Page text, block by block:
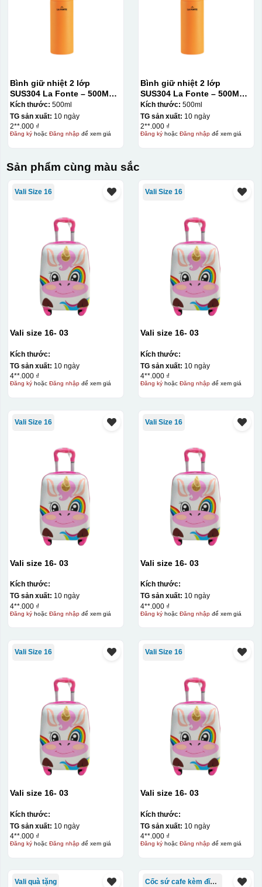
Bình giữ nhiệt 2 lớp
SUS304 La Fonte – 500ML –
012737
Kích thước: 500ml
TG sản xuất: 10 ngày
2**.000 ₫
Đăng kýhoặc Đăng nhậpđể xem giá
Bình giữ nhiệt 2 lớp
SUS304 La Fonte – 500ML –
012737
Kích thước: 500ml
TG sản xuất: 10 ngày
2**.000 ₫
Đăng kýhoặc Đăng nhậpđể xem giá
Sản phẩm cùng màu sắc
Vali Size 16
Vali size 16- 03
Kích thước:
TG sản xuất: 10 ngày
4**.000 ₫
Đăng kýhoặc Đăng nhậpđể xem giá
Vali Size 16
Vali size 16- 03
Kích thước:
TG sản xuất: 10 ngày
4**.000 ₫
Đăng kýhoặc Đăng nhậpđể xem giá
Vali Size 16
Vali size 16- 03
Kích thước:
TG sản xuất: 10 ngày
4**.000 ₫
Đăng kýhoặc Đăng nhậpđể xem giá
Vali Size 16
Vali size 16- 03
Kích thước:
TG sản xuất: 10 ngày
4**.000 ₫
Đăng kýhoặc Đăng nhậpđể xem giá
Vali Size 16
Vali size 16- 03
Kích thước:
TG sản xuất: 10 ngày
4**.000 ₫
Đăng kýhoặc Đăng nhậpđể xem giá
Vali Size 16
Vali size 16- 03
Kích thước:
TG sản xuất: 10 ngày
4**.000 ₫
Đăng kýhoặc Đăng nhậpđể xem giá
Vali quà tặng Cốc sứ cafe kèm đĩa Bát Tràng